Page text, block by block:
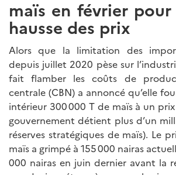
maïs en février
hausse des prix
Alors que la limitation des
depuis juillet 2020 pèse sur
fait flamber les coûts de
centrale (CBN) a annoncé qu’elle
intérieur 300 000 T de maïs à un
gouvernement détient plus d’un
réserves stratégiques de maïs). Le
maïs a grimpé à 155 000 nairas
000 nairas en juin dernier avant la